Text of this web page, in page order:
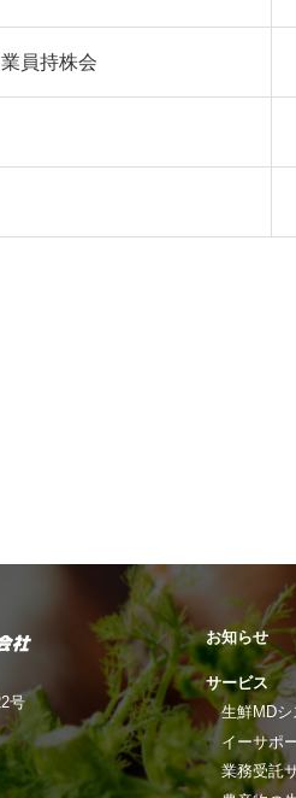
員持株会
号
お知らせ
サービス
生鮮MDシ
イーサポ
業務受託